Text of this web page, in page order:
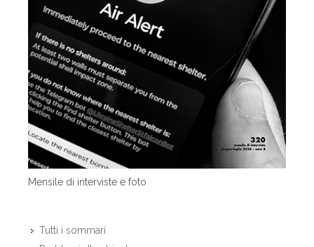
Mensile di interviste e foto
Tutti i sommari